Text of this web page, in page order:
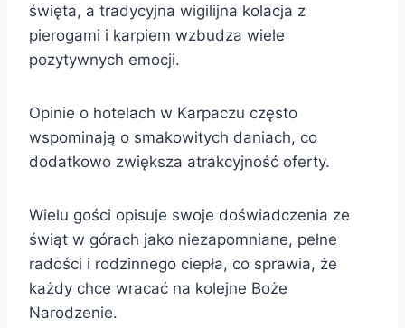
święta, a tradycyjna wigilijna kolacja z
pierogami i karpiem wzbudza wiele
pozytywnych emocji.
Opinie o hotelach w Karpaczu często
wspominają o smakowitych daniach, co
dodatkowo zwiększa atrakcyjność oferty.
Wielu gości opisuje swoje doświadczenia ze
świąt w górach jako niezapomniane, pełne
radości i rodzinnego ciepła, co sprawia, że
każdy chce wracać na kolejne Boże
Narodzenie.